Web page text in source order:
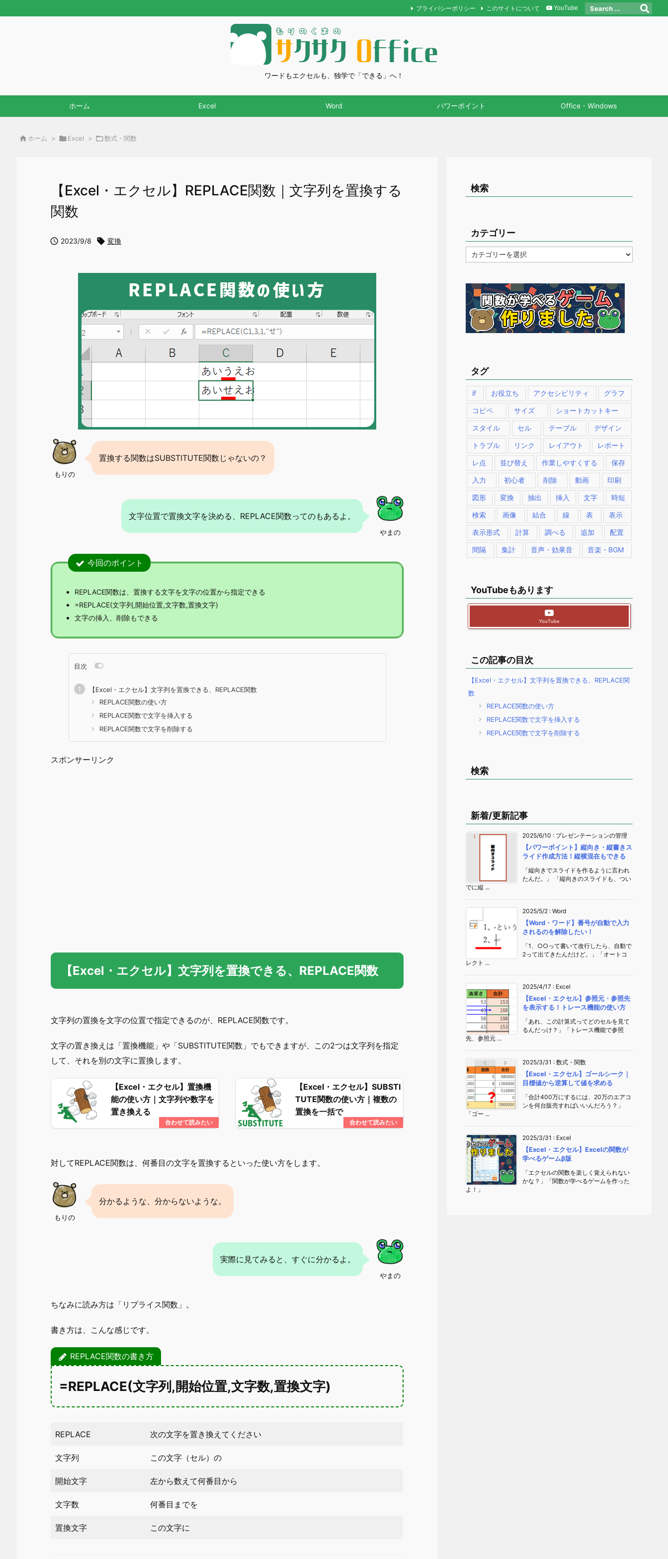
ワードもエクセルも、独学で「できる」へ！
ホーム Excel Word パワーポイント Office・Windows
プライバシーポリシー このサイトについて YouTube
 ホーム > Excel > 数式・関数
【Excel・エクセル】REPLACE関数｜文字列を置換する
関数
 2023/9/8  変換
もりの
置換する関数はSUBSTITUTE関数じゃないの？
やまの
文字位置で置換文字を決める、REPLACE関数ってのもあるよ。
今回のポイント
REPLACE関数は、置換する文字を文字の位置から指定できる
=REPLACE(文字列,開始位置,文字数,置換文字)
文字の挿入、削除もできる
目次
【Excel・エクセル】文字列を置換できる、REPLACE関数
REPLACE関数の使い方
REPLACE関数で文字を挿入する
REPLACE関数で文字を削除する
スポンサーリンク
【Excel・エクセル】文字列を置換できる、REPLACE関数
文字列の置換を文字の位置で指定できるのが、REPLACE関数です。
文字の置き換えは「置換機能」や「SUBSTITUTE関数」でもできますが、この2つは文字列を指定
して、それを別の文字に置換します。
【Excel・エクセル】置換機
能の使い方｜文字列や数字を
置き換える
【Excel・エクセル】SUBSTI
TUTE関数の使い方｜複数の
置換を一括で
対してREPLACE関数は、何番目の文字を置換するといった使い方をします。
もりの
分かるような、分からないような。
やまの
実際に見てみると、すぐに分かるよ。
ちなみに読み方は「リプライス関数」。
書き方は、こんな感じです。
REPLACE関数の書き方
=REPLACE(文字列,開始位置,文字数,置換文字)
REPLACE 次の文字を置き換えてください
文字列 この文字（セル）の
開始文字 左から数えて何番目から
文字数 何番目までを
置換文字 この文字に
検索
カテゴリー
テ
ー
タグ
if お役立ち アクセシビリティ グラフ
コピペ サイズ ショートカットキー
スタイル セル テーブル デザイン
トラブル リンク レイアウト レポート
レ点 並び替え 作業しやすくする 保存
入力 初心者 削除 動画 印刷
図形 変換 抽出 挿入 文字 時短
検索 画像 結合 線 表 表示
表示形式 計算 調べる 追加 配置
間隔 集計 音声・効果音 音楽・BGM
YouTubeもあります
YouTube
この記事の目次
【Excel・エクセル】文字列を置換できる、REPLACE関
数
REPLACE関数の使い方
REPLACE関数で文字を挿入する
REPLACE関数で文字を削除する
検索
新着/更新記事
2025/6/10 : プレゼンテーションの管理
【パワーポイント】縦向き・縦書きス
ライド作成方法！縦横混在もできる
「縦向きでスライドを作るように言われ
たんだ。」 「縦向きのスライドも、つい
でに縦 ...
2025/5/2 : Word
【Word・ワード】番号が自動で入力
されるのを解除したい！
「1、○○って書いて改行したら、自動で
2って出てきたんだけど。」「オートコ
レクト ...
2025/4/17 : Excel
【Excel・エクセル】参照元・参照先
を表示する！トレース機能の使い方
「あれ、この計算式ってどのセルを見て
るんだっけ？」「トレース機能で参照
先、参照元 ...
2025/3/31 : 数式・関数
【Excel・エクセル】ゴールシーク｜
目標値から逆算して値を求める
「合計400万にするには、20万のエアコ
ンを何台販売すればいいんだろう？」
「ゴー ...
2025/3/31 : Excel
【Excel・エクセル】Excelの関数が
学べるゲームβ版
「エクセルの関数を楽しく覚えられない
かな？」「関数が学べるゲームを作った
よ！」